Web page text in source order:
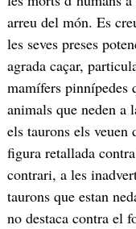
arreu del món. Es
les seves preses
agrada caçar,
mamífers pinnípedes
animals que neden
els taurons els veuen
figura retallada
contrari, a les
taurons que estan
no destaca contra el